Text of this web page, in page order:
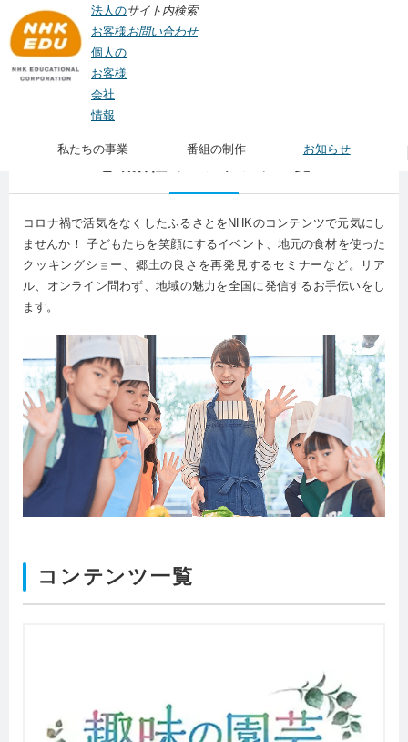
法人の
お客様
個人の
お客様
会社
情報
サイト内検索
お問い合わせ
私たちの事業 番組の制作 お知らせ
> 地域活性のコンテンツ一覧
コロナ禍で活気をなくしたふるさとをNHKのコンテンツで元気にし
ませんか！ 子どもたちを笑顔にするイベント、地元の食材を使った
クッキングショー、郷土の良さを再発見するセミナーなど。リア
ル、オンライン問わず、地域の魅力を全国に発信するお手伝いをし
ます。
コンテンツ一覧